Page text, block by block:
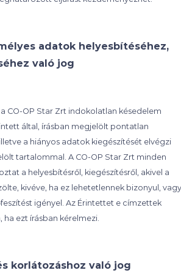
adatok helyesbítéséhez,
való jog
CO-OP Star Zrt indokolatlan késedelem
által, írásban megjelölt pontatlan
a hiányos adatok kiegészítését elvégzi
tartalommal. A CO-OP Star Zrt minden
a helyesbítésről, kiegészítésről, akivel a
kivéve, ha ez lehetetlennek bizonyul, vagy
igényel. Az Érintettet e címzettek
ezt írásban kérelmezi.
korlátozáshoz való jog